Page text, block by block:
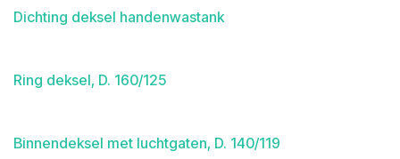
Dichting deksel handenwastank
Ring deksel, D. 160/125
Binnendeksel met luchtgaten, D. 140/119